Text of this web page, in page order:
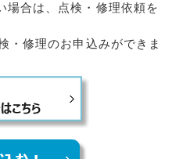
場合は、点検・修理依頼を
・修理のお申込みができま